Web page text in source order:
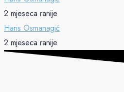
2 mjeseca ranije
Haris Osmanagić
2 mjeseca ranije